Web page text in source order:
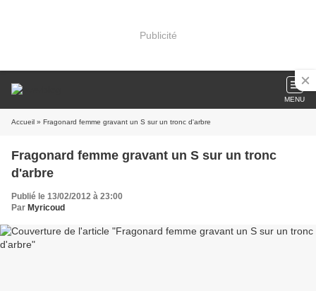
Publicité
MENU
Accueil » Fragonard femme gravant un S sur un tronc d'arbre
Fragonard femme gravant un S sur un tronc
d'arbre
Publié le 13/02/2012 à 23:00
Par Myricoud